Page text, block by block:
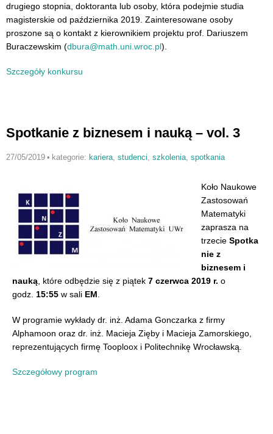
drugiego stopnia, doktoranta lub osoby, która podejmie studia
magisterskie od października 2019. Zainteresowane osoby
proszone są o kontakt z kierownikiem projektu prof. Dariuszem
Buraczewskim (dbura@math.uni.wroc.pl).
Szczegóły konkursu
Spotkanie z biznesem i nauką – vol. 3
27/05/2019 • kategorie: kariera, studenci, szkolenia, spotkania
Koło Naukowe
Zastosowań
Matematyki
zaprasza na
trzecie Spotka
nie z
biznesem i
nauką , które odbędzie się z piątek 7 czerwca 2019 r. o
godz. 15:55 w sali EM
W programie wykłady dr. inż. Adama Gonczarka z firmy
Alphamoon oraz dr. inż. Macieja Zięby i Macieja Zamorskiego,
reprezentujących firmę Tooploox i Politechnikę Wrocławską.
Szczegółowy program